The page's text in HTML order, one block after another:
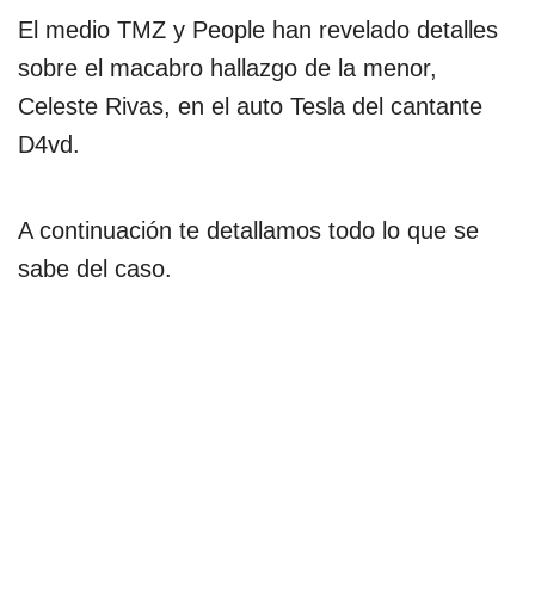
El medio TMZ y People han revelado detalles
sobre el macabro hallazgo de la menor,
Celeste Rivas, en el auto Tesla del cantante
D4vd.
A continuación te detallamos todo lo que se
sabe del caso.